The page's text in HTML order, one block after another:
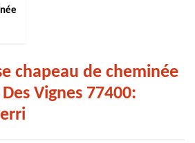
chapeau de cheminée
Vignes 77400: